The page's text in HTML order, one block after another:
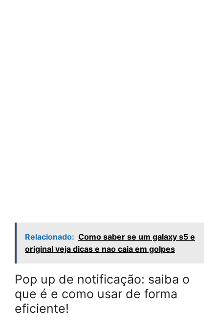
Relacionado: Como saber se um galaxy s5 e
original veja dicas e nao caia em golpes
Pop up de notificação: saiba o
que é e como usar de forma
eficiente!